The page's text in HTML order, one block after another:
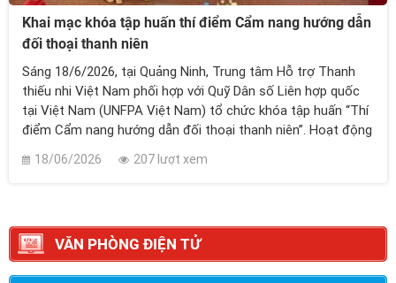
Khai mạc khóa tập huấn thí điểm Cẩm nang hướng dẫn
đối thoại thanh niên
Sáng 18/6/2026, tại Quảng Ninh, Trung tâm Hỗ trợ Thanh
thiếu nhi Việt Nam phối hợp với Quỹ Dân số Liên hợp quốc
tại Việt Nam (UNFPA Việt Nam) tổ chức khóa tập huấn “Thí
điểm Cẩm nang hướng dẫn đối thoại thanh niên”. Hoạt động
toàn diện thanh niên về chăm sóc sức khỏe sinh sản, sức
Nam giai đoạn 2021 - 2030” do UNFPA Việt Nam tài trợ.
18/06/2026 207 lượt xem
VĂN PHÒNG ĐIỆN TỬ